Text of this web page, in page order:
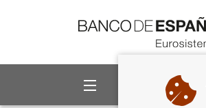
Sobre el Banco